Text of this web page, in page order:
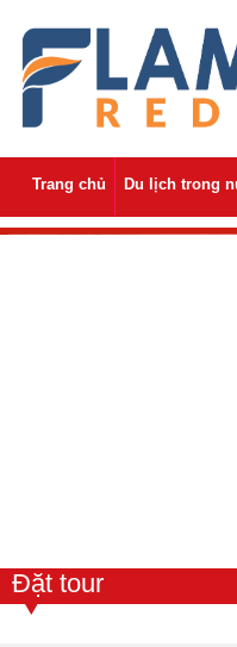
Trang chủ Du lịch trong
Đặt tour